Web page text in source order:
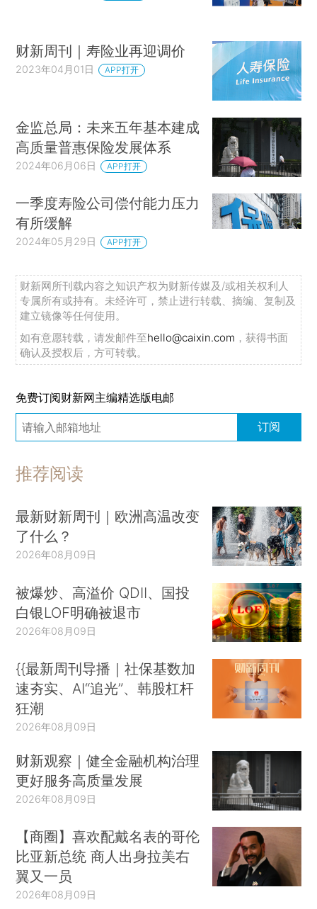
财新周刊｜寿险业再迎调价
2023年04月01日 APP打开
金监总局：未来五年基本建成
高质量普惠保险发展体系
2024年06月06日 APP打开
一季度寿险公司偿付能力压力
有所缓解
2024年05月29日 APP打开
财新网所刊载内容之知识产权为财新传媒及/或相关权利人
专属所有或持有。未经许可，禁止进行转载、摘编、复制及
建立镜像等任何使用。
如有意愿转载，请发邮件至hello@caixin.com ，获得书面
确认及授权后，方可转载。
免费订阅财新网主编精选版电邮
订阅
推荐阅读
最新财新周刊｜欧洲高温改变
了什么？
2026年08月09日
被爆炒、高溢价 QDII、国投
白银LOF明确被退市
2026年08月09日
{{最新周刊导播｜社保基数加
速夯实、AI“追光”、韩股杠杆
狂潮
2026年08月09日
财新观察｜健全金融机构治理
更好服务高质量发展
2026年08月09日
【商圈】喜欢配戴名表的哥伦
比亚新总统 商人出身拉美右
翼又一员
2026年08月09日